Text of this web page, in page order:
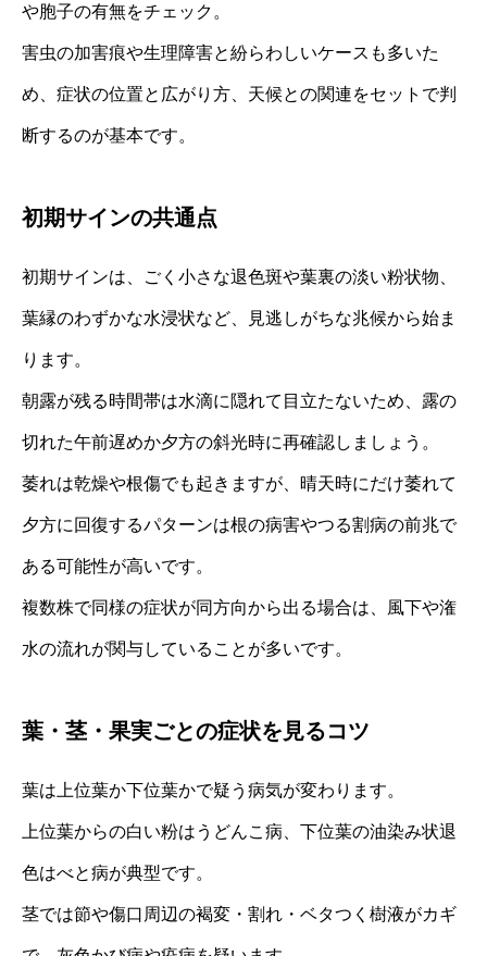
や胞子の有無をチェック。
害虫の加害痕や生理障害と紛らわしいケースも多いた
め、症状の位置と広がり方、天候との関連をセットで判
断するのが基本です。
初期サインの共通点
初期サインは、ごく小さな退色斑や葉裏の淡い粉状物、
葉縁のわずかな水浸状など、見逃しがちな兆候から始ま
ります。
朝露が残る時間帯は水滴に隠れて目立たないため、露の
切れた午前遅めか夕方の斜光時に再確認しましょう。
萎れは乾燥や根傷でも起きますが、晴天時にだけ萎れて
夕方に回復するパターンは根の病害やつる割病の前兆で
ある可能性が高いです。
複数株で同様の症状が同方向から出る場合は、風下や潅
水の流れが関与していることが多いです。
葉・茎・果実ごとの症状を見るコツ
葉は上位葉か下位葉かで疑う病気が変わります。
上位葉からの白い粉はうどんこ病、下位葉の油染み状退
色はべと病が典型です。
茎では節や傷口周辺の褐変・割れ・ベタつく樹液がカギ